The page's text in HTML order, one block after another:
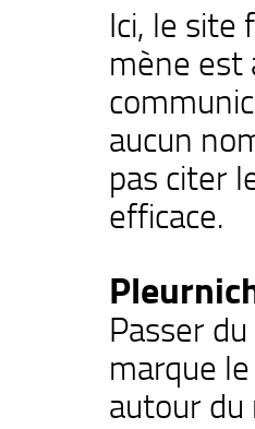
Ici, le site
mène est
aucun
pas citer
efficace.
Passer du
marque
autour